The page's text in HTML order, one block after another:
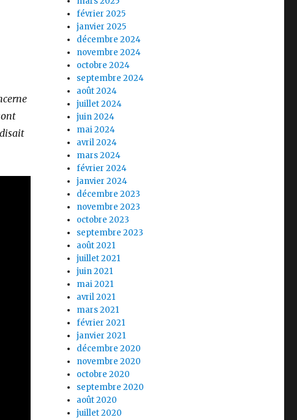
février 2025
janvier 2025
décembre 2024
novembre 2024
octobre 2024
septembre 2024
août 2024
juillet 2024
juin 2024
mai 2024
avril 2024
mars 2024
février 2024
janvier 2024
décembre 2023
novembre 2023
octobre 2023
septembre 2023
août 2021
juillet 2021
juin 2021
mai 2021
avril 2021
mars 2021
février 2021
janvier 2021
décembre 2020
novembre 2020
octobre 2020
septembre 2020
août 2020
juillet 2020